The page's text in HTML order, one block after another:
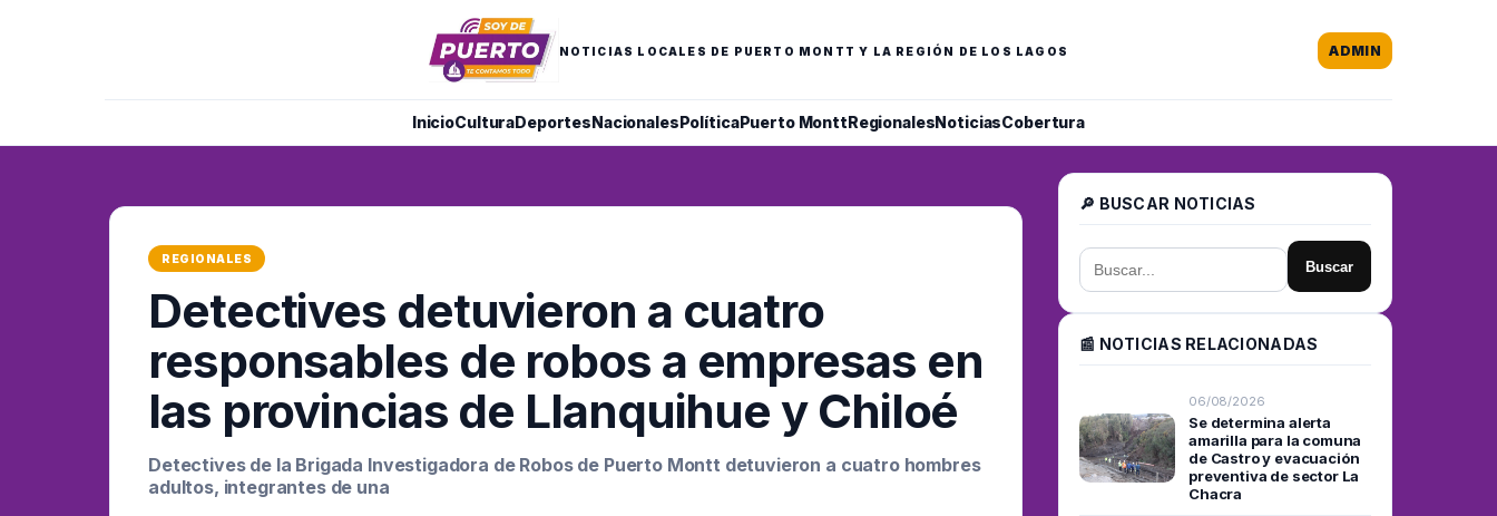
NOTICIAS LOCALES DE PUERTO MONTT Y LA REGIÓN DE LOS LAGOS
InicioCulturaDeportesNacionalesPolíticaPuerto MonttRegionalesNoticiasCobertura
ADMIN
REGIONALES
Detectives detuvieron a cuatro
responsables de robos a empresas en
las provincias de Llanquihue y Chiloé
Detectives de la Brigada Investigadora de Robos de Puerto Montt detuvieron a cuatro hombres
adultos, integrantes de una
🔎 BUSCAR NOTICIAS
Buscar
📰 NOTICIAS RELACIONADAS
06/08/2026
Se determina alerta
amarilla para la comuna
de Castro y evacuación
preventiva de sector La
Chacra